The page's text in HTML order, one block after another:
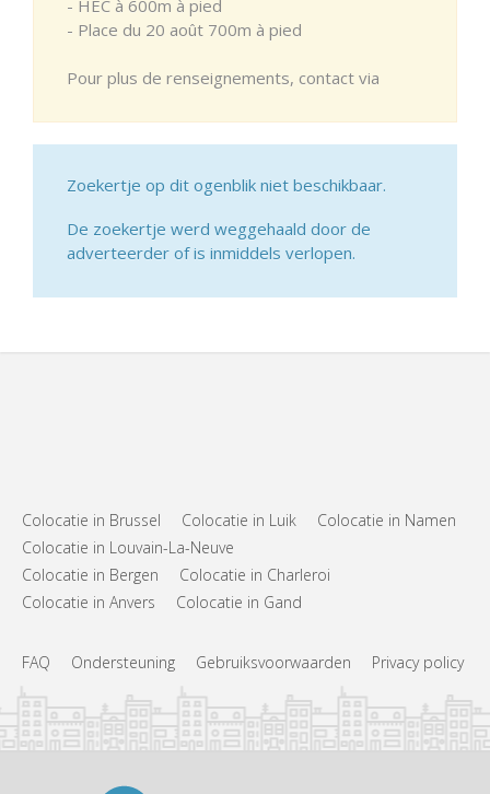
- HEC à 600m à pied
- Place du 20 août 700m à pied
Pour plus de renseignements, contact via
Zoekertje op dit ogenblik niet beschikbaar.
De zoekertje werd weggehaald door de
adverteerder of is inmiddels verlopen.
Colocatie in Brussel Colocatie in Luik
Colocatie in Namen
Colocatie in Louvain-La-Neuve
Colocatie in Bergen
Colocatie in Charleroi
Colocatie in Anvers
Colocatie in Gand
FAQ Ondersteuning Gebruiksvoorwaarden Privacy policy